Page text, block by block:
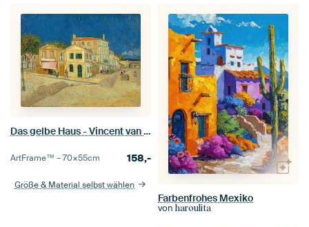
Das gelbe Haus - Vincent van Gogh
ArtFrame™ –70×55cm 158,-
Größe & Material selbst wählen
Farbenfrohes Mexiko
von haroulita